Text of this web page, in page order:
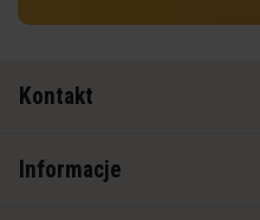
Kontakt
Informacje